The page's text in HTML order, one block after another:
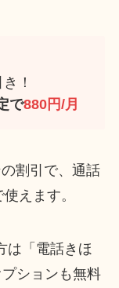
！
で880円/月
割引で、通話
えます。
は「電話きほ
ションも無料